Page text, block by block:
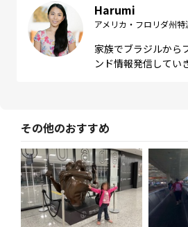
Harumi
アメリカ・フロリダ州特
家族でブラジルから
ンド情報発信してい
その他のおすすめ